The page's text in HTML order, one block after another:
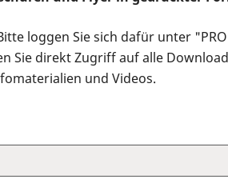
loggen Sie sich dafür unter
Sie direkt Zugriff auf alle
und Videos.